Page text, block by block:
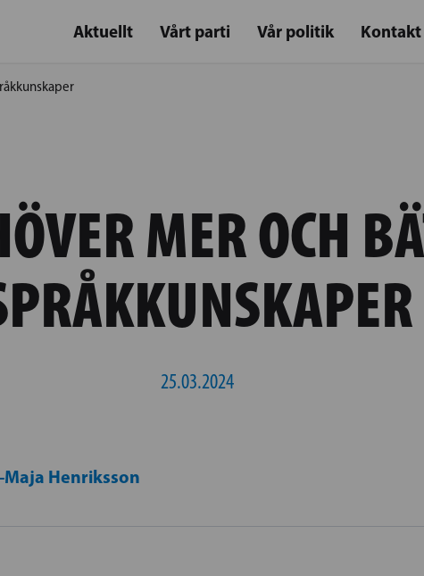
Aktuellt Vårt parti Vår politik Kontakt
MER OCH
25.03.2024
Henriksson